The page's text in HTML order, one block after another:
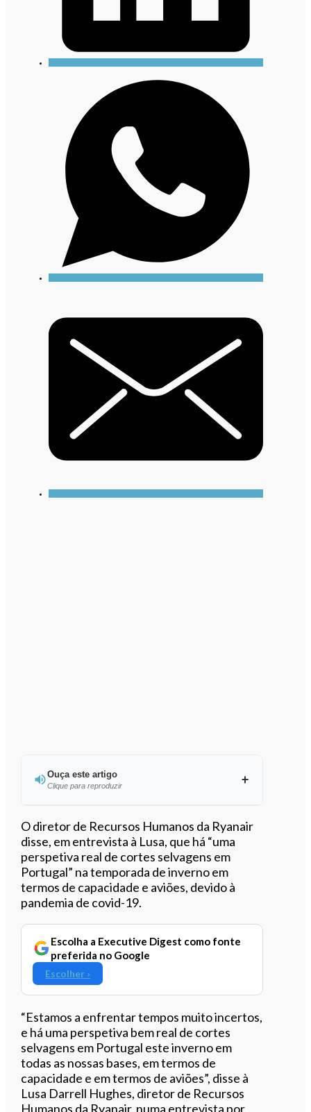
Ouça este artigo
Clique para reproduzir
Ouvir este artigo
O diretor de Recursos Humanos da Ryanair
disse, em entrevista à Lusa, que há “uma
perspetiva real de cortes selvagens em
Portugal” na temporada de inverno em
termos de capacidade e aviões, devido à
pandemia de covid-19.
Escolha a Executive Digest como fonte
preferida no Google
Escolher ›
“Estamos a enfrentar tempos muito incertos,
e há uma perspetiva bem real de cortes
selvagens em Portugal este inverno em
todas as nossas bases, em termos de
capacidade e em termos de aviões”, disse à
Lusa Darrell Hughes, diretor de Recursos
Humanos da Ryanair, numa entrevista por